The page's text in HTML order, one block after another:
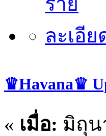
♛Havana♛
« เมื่อ: มิถุน